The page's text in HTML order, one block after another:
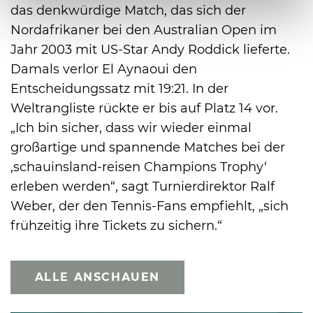
das denkwürdige Match, das sich der
Nordafrikaner bei den Australian Open im
Jahr 2003 mit US-Star Andy Roddick lieferte.
Damals verlor El Aynaoui den
Entscheidungssatz mit 19:21. In der
Weltrangliste rückte er bis auf Platz 14 vor.
„Ich bin sicher, dass wir wieder einmal
großartige und spannende Matches bei der
‚schauinsland-reisen Champions Trophy‘
erleben werden“, sagt Turnierdirektor Ralf
Weber, der den Tennis-Fans empfiehlt, „sich
frühzeitig ihre Tickets zu sichern.“
ALLE ANSCHAUEN